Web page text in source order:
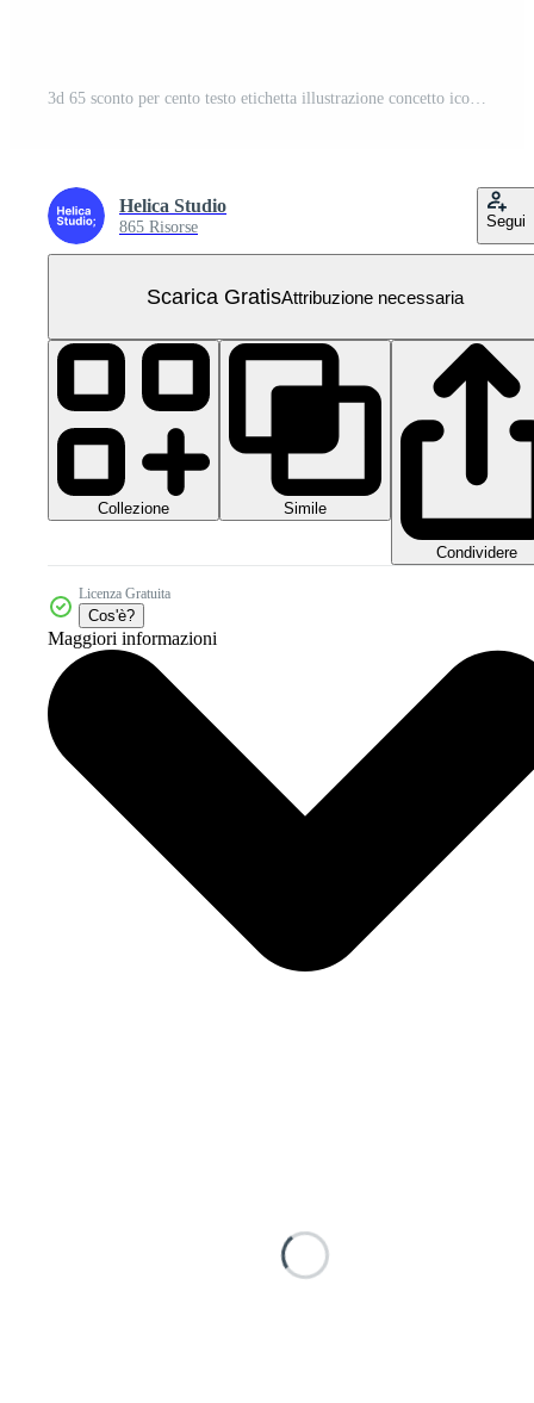
3d 65 sconto per cento testo etichetta illustrazione concetto icona PNG Gratuito
Helica Studio
865 Risorse Segui
Scarica GratisAttribuzione necessaria
Collezione Simile
Condividere
Licenza Gratuita
Cos'è?
Maggiori informazioni